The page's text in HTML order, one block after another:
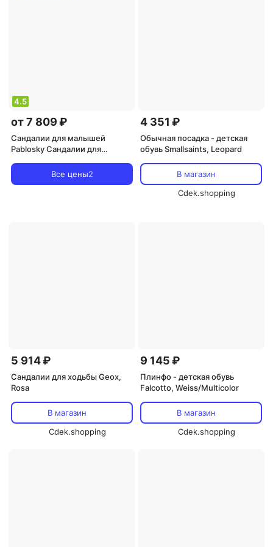
4.5
от 7 809 ₽
Сандалии для малышей
Pablosky Сандалии для
застежкой-липучкой,
розовый
Все цены2
4 351 ₽
Обычная посадка - детская
обувь Smallsaints, Leopard
В магазин
Cdek.shopping
5 914 ₽
Сандалии для ходьбы Geox,
Rosa
В магазин
Cdek.shopping
9 145 ₽
Плинфо - детская обувь
Falcotto, Weiss/Multicolor
В магазин
Cdek.shopping